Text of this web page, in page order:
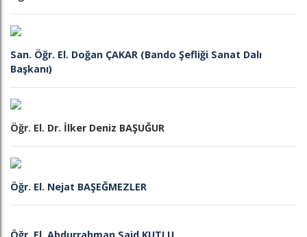
San. Öğr. El. Doğan ÇAKAR (Bando Şefliği Sanat Dalı
Başkanı)
Öğr. El. Dr. İlker Deniz BAŞUĞUR
Öğr. El. Nejat BAŞEĞMEZLER